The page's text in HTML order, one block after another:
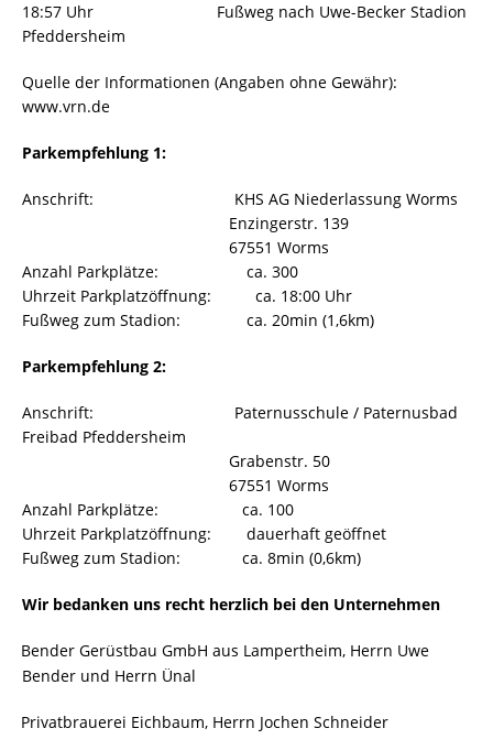
18:57 Uhr Fußweg nach Uwe-Becker Stadion
Pfeddersheim
Quelle der Informationen (Angaben ohne Gewähr):
www.vrn.de
Parkempfehlung 1:
Anschrift: KHS AG Niederlassung Worms
Enzingerstr. 139
67551 Worms
Anzahl Parkplätze: ca. 300
Uhrzeit Parkplatzöffnung: ca. 18:00 Uhr
Fußweg zum Stadion: ca. 20min (1,6km)
Parkempfehlung 2:
Anschrift: Paternusschule / Paternusbad
Freibad Pfeddersheim
Grabenstr. 50
67551 Worms
Anzahl Parkplätze: ca. 100
Uhrzeit Parkplatzöffnung: dauerhaft geöffnet
Fußweg zum Stadion: ca. 8min (0,6km)
Wir bedanken uns recht herzlich bei den Unternehmen
Bender Gerüstbau GmbH aus Lampertheim, Herrn Uwe
Bender und Herrn Ünal
Privatbrauerei Eichbaum, Herrn Jochen Schneider